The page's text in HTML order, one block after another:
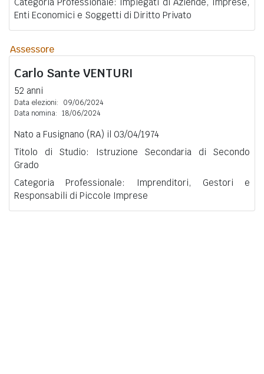
Enti Economici e Soggetti di Diritto Privato
Assessore
Carlo Sante VENTURI
52 anni
Data elezioni:
09/06/2024
Data nomina: 18/06/2024
Nato a Fusignano (RA) il 03/04/1974
Titolo di Studio: Istruzione Secondaria di Secondo
Grado
Categoria Professionale: Imprenditori, Gestori e
Responsabili di Piccole Imprese